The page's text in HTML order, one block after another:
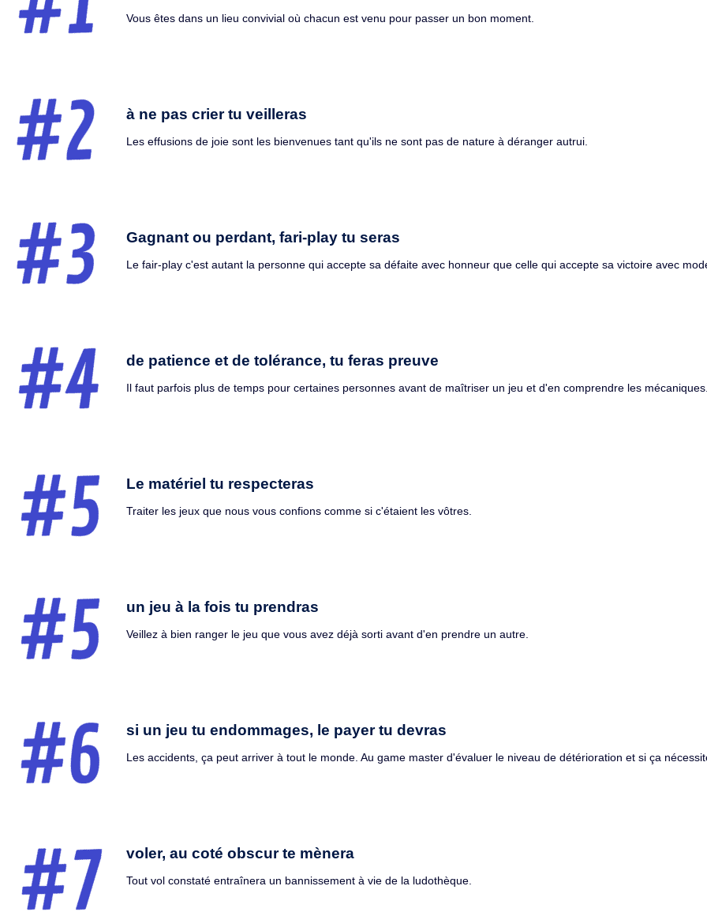
Vous êtes dans un lieu convivial où chacun est venu pour passer un bon moment.
à ne pas crier tu veilleras
Les effusions de joie sont les bienvenues tant qu'ils ne sont pas de nature à déranger autrui.
Gagnant ou perdant, fari-play tu seras
Le fair-play c'est autant la personne qui accepte sa défaite avec honneur que celle qui accepte sa victoire avec
de patience et de tolérance, tu feras preuve
Il faut parfois plus de temps pour certaines personnes avant de maîtriser un jeu et d'en comprendre les mécaniques.
Le matériel tu respecteras
Traiter les jeux que nous vous confions comme si c'étaient les vôtres.
un jeu à la fois tu prendras
Veillez à bien ranger le jeu que vous avez déjà sorti avant d'en prendre un autre.
si un jeu tu endommages, le payer tu devras
Les accidents, ça peut arriver à tout le monde. Au game master d'évaluer le niveau de détérioration et si ça
voler, au coté obscur te mènera
Tout vol constaté entraînera un bannissement à vie de la ludothèque.